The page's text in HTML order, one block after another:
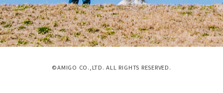
©AMIGO CO.,LTD. ALL RIGHTS RESERVED.